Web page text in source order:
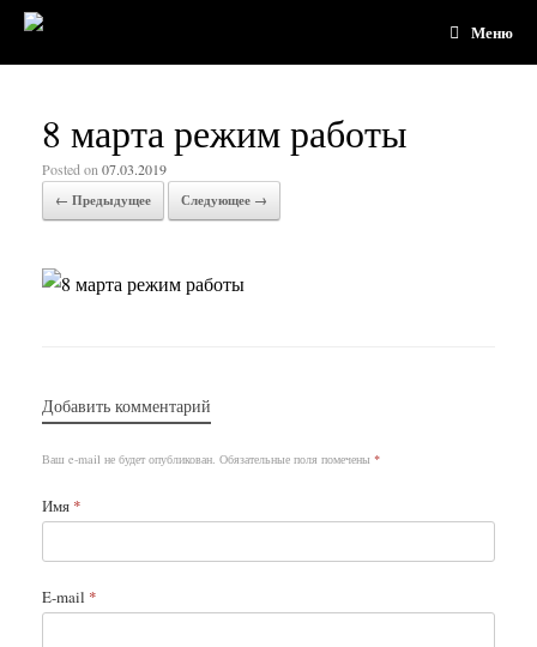
Меню
8 марта режим работы
Posted on 07.03.2019
← Предыдущее
Следующее →
Добавить комментарий
Ваш e-mail не будет опубликован. Обязательные поля помечены *
Имя *
E-mail *